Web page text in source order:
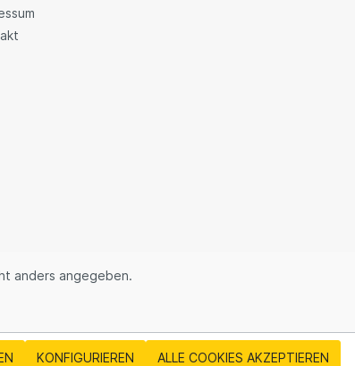
anders angegeben.
KONFIGURIEREN ALLE COOKIES AKZEPTIEREN